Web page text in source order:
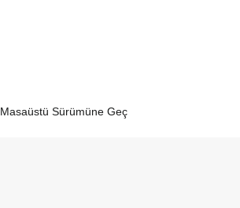
Masaüstü Sürümüne Geç